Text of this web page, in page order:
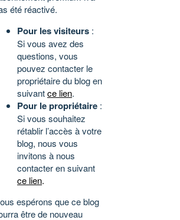
été réactivé.
Pour les visiteurs :
Si vous avez des
questions, vous
pouvez contacter le
propriétaire du blog en
suivantce lien.
Pour le propriétaire :
Si vous souhaitez
rétablir l’accès à votre
blog, nous vous
invitons à nous
contacter en suivant
ce lien.
espérons que ce blog
être de nouveau